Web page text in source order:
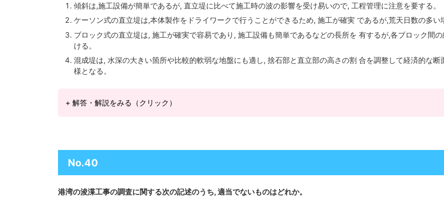
傾斜は,施工設備が簡単であるが, 直立堤に比べて施工時の波の影響を受け易いので, 工程管理に注意を要する。
ケーソン式の直立堤は,本体製作をドライワークで行うことができるため, 施工が確実 であるが,荒天日数の多い
ブロック式の直立堤は, 施工が確実で容易であり, 施工設備も簡単であるなどの長所を 有するが,各ブロック間
ける。
混成堤は, 水深の大きい箇所や比較的軟弱な地盤にも適し, 捨石部と直立部の高さの割 合を調整して経済的な
様となる。
+ 解答・解説をみる（クリック）
No.40
港湾の浚渫工事の調査に関する次の記述のうち, 適当でないものはどれか。